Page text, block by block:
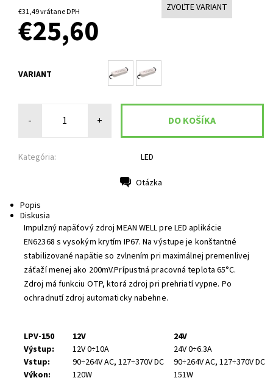
€31,49 vrátane DPH ZVOĽTE VARIANT
€25,60
VARIANT
- +
Kategória: LED
Otázka
Popis
Diskusia
Impulzný napäťový zdroj MEAN WELL pre LED aplikácie
EN62368 s vysokým krytím IP67. Na výstupe je konštantné
stabilizované napätie so zvlnením pri maximálnej premenlivej
záťaží menej ako 200mV.Prípustná pracovná teplota 65°C.
Zdroj má funkciu OTP, ktorá zdroj pri prehriatí vypne. Po
ochradnutí zdroj automaticky nabehne.
LPV-150 12V
24V
Výstup:
12V 0÷10A
24V 0÷6.3A
Vstup:
90÷264V AC, 127÷370V DC
90÷264V AC, 127÷370V DC
Výkon:
120W
151W